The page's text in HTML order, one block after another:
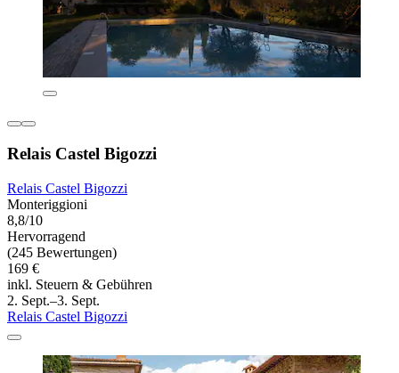
Relais Castel Bigozzi
Relais Castel Bigozzi
Monteriggioni
8,8/10
Hervorragend
(245 Bewertungen)
169 €
inkl. Steuern & Gebühren
2. Sept.–3. Sept.
Relais Castel Bigozzi